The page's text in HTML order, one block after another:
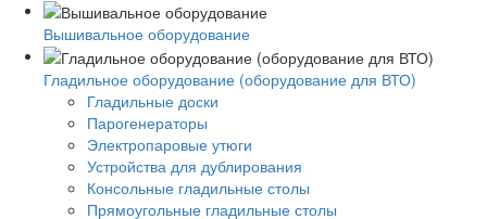
Вышивальное оборудование
Гладильное оборудование (оборудование для ВТО)
Гладильные доски
Парогенераторы
Электропаровые утюги
Устройства для дублирования
Консольные гладильные столы
Прямоугольные гладильные столы